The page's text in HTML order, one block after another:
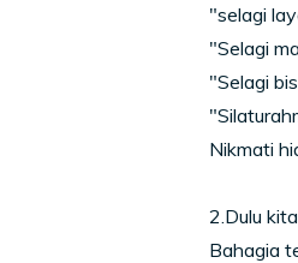
"selagi
"Selagi
"Selagi
Nikmati
2.Dulu
Bahagia